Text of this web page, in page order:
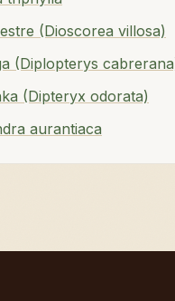
(Dioscorea villosa)
(Diplopterys
(Dipteryx odorata)
aurantiaca